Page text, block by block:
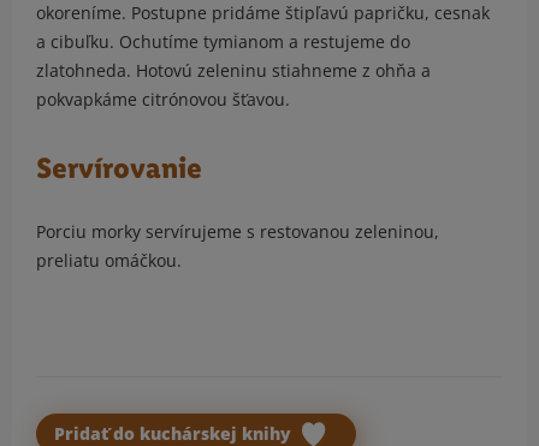
okoreníme. Postupne pridáme štipľavú papričku, cesnak
a cibuľku. Ochutíme tymianom a restujeme do
zlatohneda. Hotovú zeleninu stiahneme z ohňa a
pokvapkáme citrónovou šťavou.
Servírovanie
Porciu morky servírujeme s restovanou zeleninou,
preliatu omáčkou.
Pridať do kuchárskej knihy